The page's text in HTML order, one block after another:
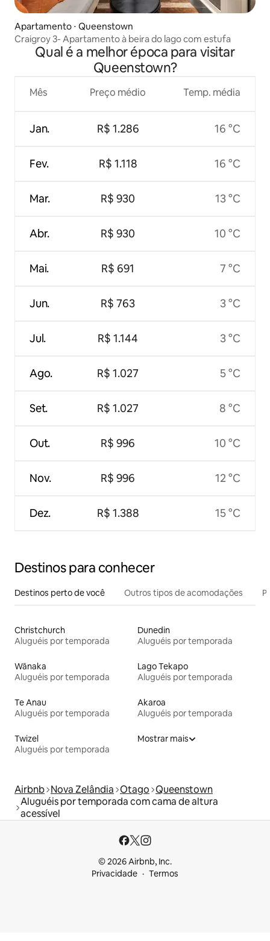
Apartamento ⋅ Queenstown
Craigroy 3- Apartamento à beira do lago com estufa
Qual é a melhor época para visitar
Queenstown?
Mês
Jan.
Fev.
Mar.
Abr.
Mai.
Jun.
Jul.
Ago.
Set.
Out.
Nov.
Dez.
Preço médio
R$ 1.286
R$ 1.118
R$ 930
R$ 930
R$ 691
R$ 763
R$ 1.144
R$ 1.027
R$ 1.027
R$ 996
R$ 996
R$ 1.388
Temp. média
16 °C
16 °C
13 °C
10 °C
7 °C
3 °C
3 °C
5 °C
8 °C
10 °C
12 °C
15 °C
Destinos para conhecer
Destinos perto de você Outros tipos de acomodações
Christchurch
Aluguéis por temporada
Dunedin
Aluguéis por temporada
Wānaka
Aluguéis por temporada
Lago Tekapo
Aluguéis por temporada
Te Anau
Aluguéis por temporada
Akaroa
Aluguéis por temporada
Twizel
Aluguéis por temporada
Mostrar mais
Airbnb Nova Zelândia Otago Queenstown
Aluguéis por temporada com cama de altura
acessível
© 2026 Airbnb, Inc.
Privacidade
Termos